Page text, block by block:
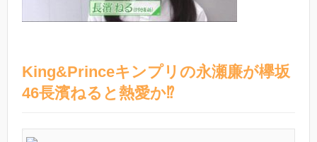
King&Princeキンプリの永瀬廉が欅坂
46長濱ねると熱愛か⁉︎